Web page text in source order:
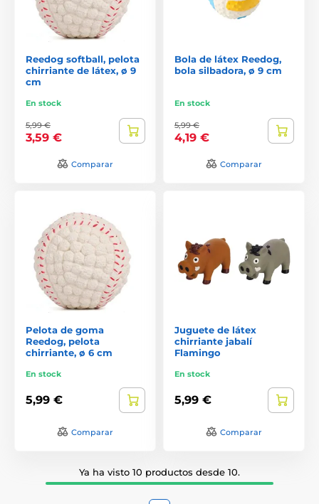
Reedog softball, pelota
chirriante de látex, ø 9
cm
En stock
5,99 €
3,59 €
Comparar
Bola de látex Reedog,
bola silbadora, ø 9 cm
En stock
5,99 €
4,19 €
Comparar
Pelota de goma
Reedog, pelota
chirriante, ø 6 cm
En stock
5,99 €
Comparar
Juguete de látex
chirriante jabalí
Flamingo
En stock
5,99 €
Comparar
Ya ha visto 10 productos desde 10.